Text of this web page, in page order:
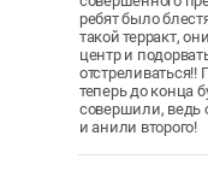
ребят было
такой терракт,
центр и
отстреливаться!!
теперь до конца
совершили, ведь
и анили второго!